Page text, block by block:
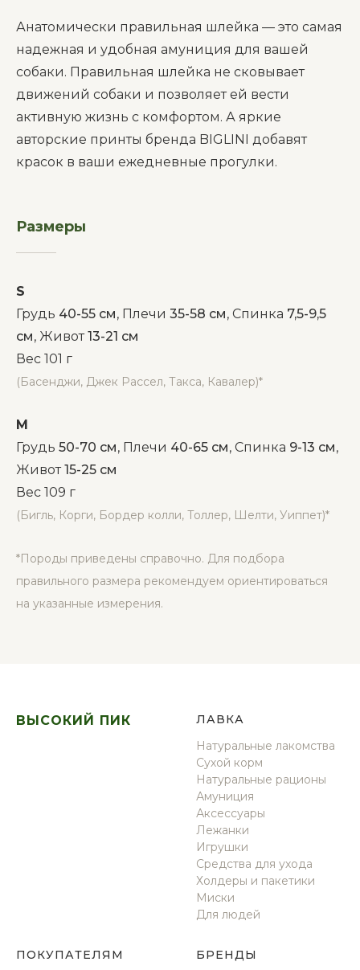
Анатомически правильная шлейка — это самая
надежная и удобная амуниция для вашей
собаки. Правильная шлейка не сковывает
движений собаки и позволяет ей вести
активную жизнь с комфортом. А яркие
авторские принты бренда BIGLINI добавят
красок в ваши ежедневные прогулки.
Размеры
S
Грудь 40-55 см, Плечи 35-58 см, Спинка 7,5-9,5
см, Живот13-21 см
Вес 101 г
(Басенджи, Джек Рассел, Такса, Кавалер)*
М
Грудь 50-70 см, Плечи 40-65 см, Спинка 9-13 см,
Живот15-25 см
Вес 109 г
(Бигль, Корги, Бордер колли, Толлер, Шелти, Уиппет)*
*Породы приведены справочно. Для подбора
правильного размера рекомендуем ориентироваться
на указанные измерения.
ВЫСОКИЙ ПИК ЛАВКА
Натуральные лакомства
Сухой корм
Натуральные рационы
Амуниция
Аксессуары
Лежанки
Игрушки
Средства для ухода
Холдеры и пакетики
Миски
Для людей
ПОКУПАТЕЛЯМ
БРЕНДЫ